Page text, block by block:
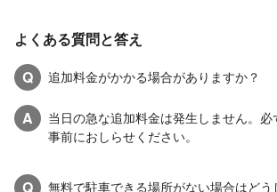
よくある質問と答え
Q
追加料金がかかる場合がありますか？
A
当日の急な追加料金は発生しません。
事前におしらせください。
Q 無料で駐車できる場所がない場合はどう